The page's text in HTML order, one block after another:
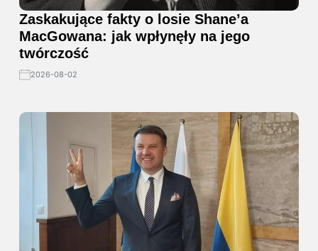
Zaskakujące fakty o losie Shane’a
MacGowana: jak wpłynęły na jego
twórczość
2026-08-02